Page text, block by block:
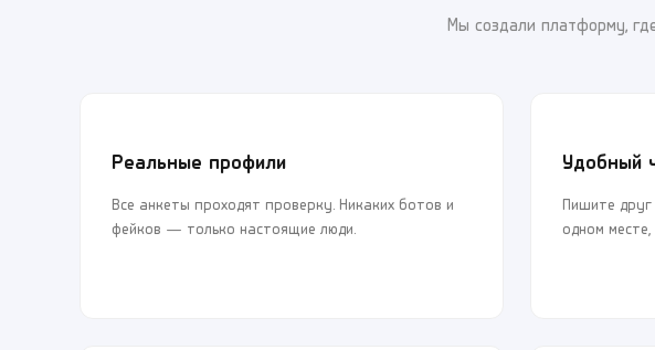
Мы создали платформу,
Реальные профили
Все анкеты проходят проверку. Никаких ботов и
фейков — только настоящие люди.
Удобный
Пишите
одном